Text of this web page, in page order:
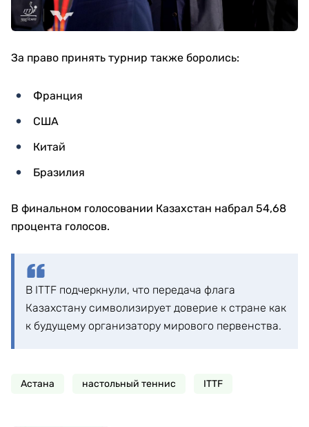
За право принять турнир также боролись:
Франция
США
Китай
Бразилия
В финальном голосовании Казахстан набрал 54,68
процента голосов.
В ITTF подчеркнули, что передача флага
Казахстану символизирует доверие к стране как
к будущему организатору мирового первенства.
Астана настольный теннис ITTF